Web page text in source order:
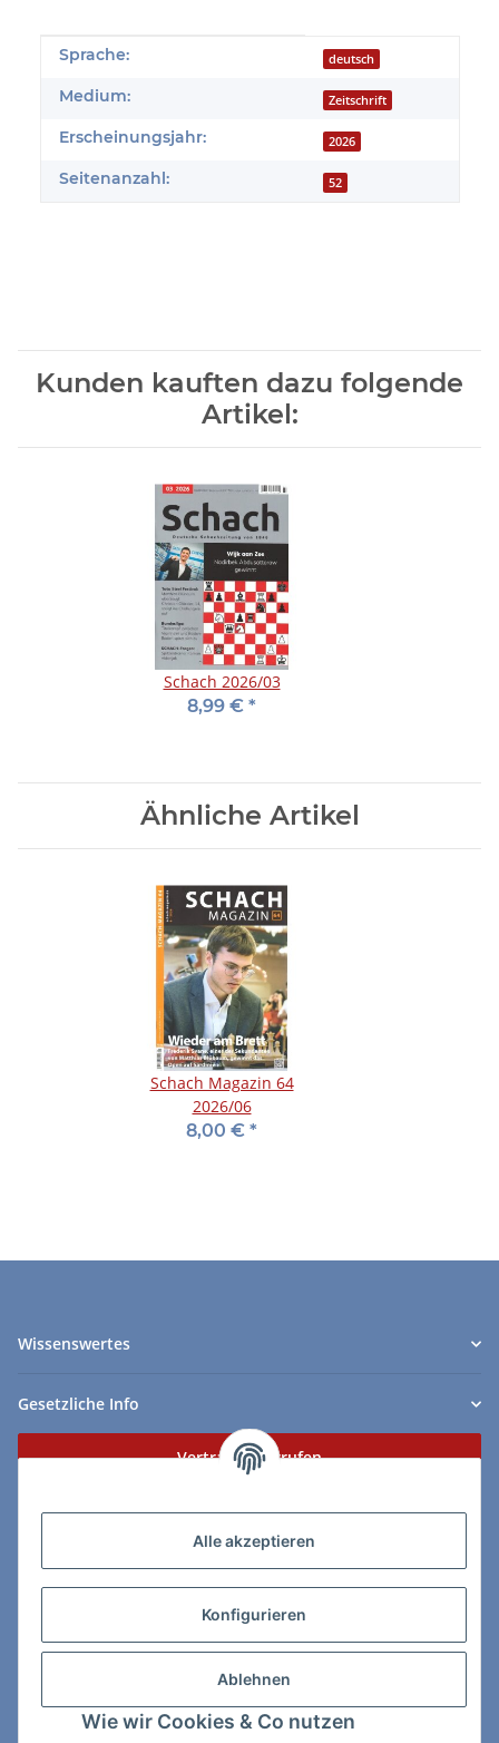
Alle akzeptieren
Konfigurieren
Ablehnen
Wie wir Cookies & Co nutzen
Produkteigenschaft
Wert
Sprache: deutsch
Medium: Zeitschrift
Erscheinungsjahr: 2026
Seitenanzahl: 52
Kunden kauften dazu folgende
Artikel:
Schach 2026/03
8,99 € *
Ähnliche Artikel
Schach Magazin 64
2026/06
8,00 € *
Wissenswertes
Gesetzliche Info
Vertrag widerrufen
ChessWare Schachversand